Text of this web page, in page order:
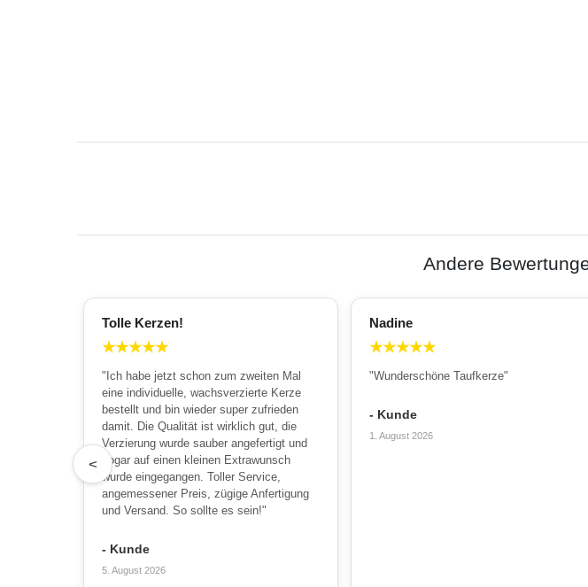
Andere
Tolle Kerzen!
★★★★★
"Ich habe jetzt schon zum zweiten Mal
eine individuelle, wachsverzierte Kerze
bestellt und bin wieder super zufrieden
damit. Die Qualität ist wirklich gut, die
Verzierung wurde sauber angefertigt und
sogar auf einen kleinen Extrawunsch
wurde eingegangen. Toller Service,
angemessener Preis, zügige Anfertigung
und Versand. So sollte es sein!"
- Kunde
5. August 2026
Nadine
★★★★★
"Wunderschöne Taufkerze"
- Kunde
1. August 2026
<